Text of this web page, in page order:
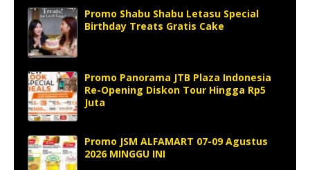
Promo Shabu Shabu Letasu Special
Birthday Treats Gratis Cake
Promo Panorama JTB Plaza Indonesia
Re-Opening Diskon Tour Hingga Rp5
Juta
Promo JSM ALFAMART 07-09 Agustus
2026 MINGGU INI